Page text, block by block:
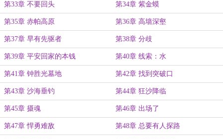
第33章 不要回头 第34章 紫金蟆
第35章 赤帕高原 第36章 高墙深壑
第37章 早有先驱者 第38章 分歧
第39章 平安回家的本钱 第40章 线索：水
第41章 钟胜光墓地 第42章 找到突破口
第43章 沙海垂钓 第44章 狂沙降临
第45章 摄魂 第46章 出场了
第47章 悍勇难敌 第48章 总要有人探路